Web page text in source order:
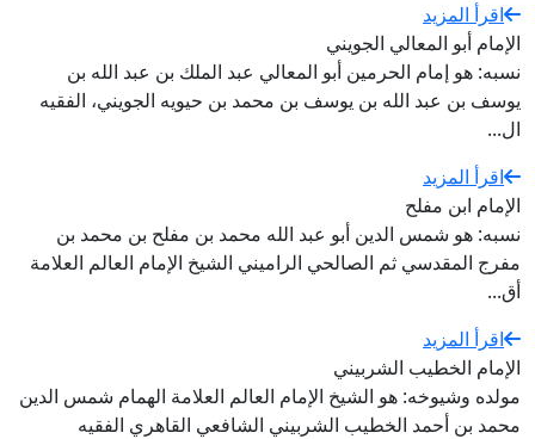
اقرأ المزيد
الإمام أبو المعالي الجويني
نسبه: هو إمام الحرمين أبو المعالي عبد الملك بن عبد الله بن
يوسف بن عبد الله بن يوسف بن محمد بن حيويه الجويني، الفقيه
ال...
اقرأ المزيد
الإمام ابن مفلح
نسبه: هو شمس الدين أبو عبد الله محمد بن مفلح بن محمد بن
مفرج المقدسي ثم الصالحي الراميني الشيخ الإمام العالم العلامة
أق...
اقرأ المزيد
الإمام الخطيب الشربيني
مولده وشيوخه: هو الشيخ الإمام العالم العلامة الهمام شمس الدين
محمد بن أحمد الخطيب الشربيني الشافعي القاهري الفقيه